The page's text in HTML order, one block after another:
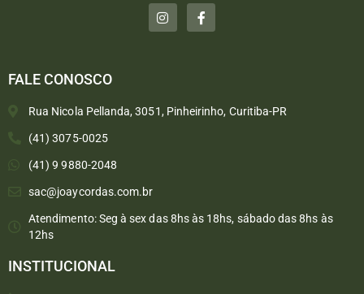
FALE CONOSCO
Rua Nicola Pellanda, 3051, Pinheirinho, Curitiba-PR
(41) 3075-0025
(41) 9 9880-2048
sac@joaycordas.com.br
Atendimento: Seg à sex das 8hs às 18hs, sábado das 8hs às
12hs
INSTITUCIONAL